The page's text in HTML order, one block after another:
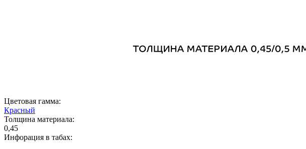
Цветовая гамма:
Красный
Толщина материала:
0,45
Инфорация в табах: